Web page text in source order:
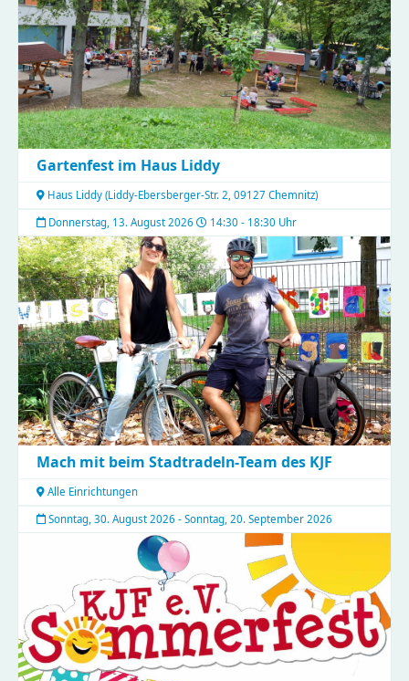
Gartenfest im Haus Liddy
Haus Liddy (Liddy-Ebersberger-Str. 2, 09127 Chemnitz)
Donnerstag, 13. August 2026
14:30 - 18:30 Uhr
Mach mit beim Stadtradeln-Team des KJF
Alle Einrichtungen
Sonntag, 30. August 2026 - Sonntag, 20. September 2026